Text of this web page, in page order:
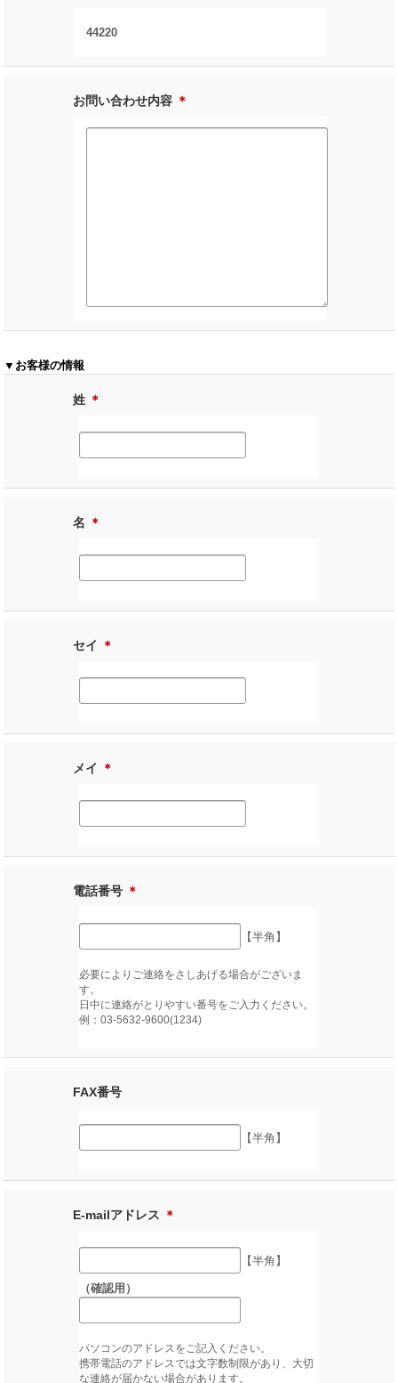
44220
お問い合わせ内容 ＊
▼お客様の情報
姓 ＊
名 ＊
セイ ＊
メイ ＊
電話番号 ＊
【半角】
必要によりご連絡をさしあげる場合がございま
す。
日中に連絡がとりやすい番号をご入力ください。
例：03-5632-9600(1234)
FAX番号
【半角】
E-mailアドレス ＊
【半角】
（確認用）
パソコンのアドレスをご記入ください。
携帯電話のアドレスでは文字数制限があり、大切
な連絡が届かない場合があります。